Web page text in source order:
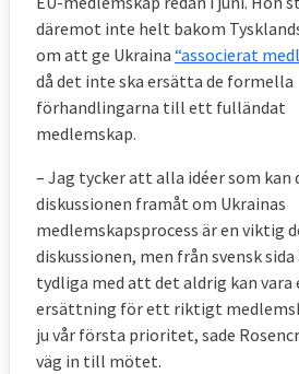
däremot inte helt bakom
om att ge Ukraina “associerat
då det inte ska ersätta de formella
förhandlingarna till ett fulländat
medlemskap.
– Jag tycker att alla idéer som kan
diskussionen framåt om Ukrainas
medlemskapsprocess är en viktig
diskussionen, men från svensk sida
tydliga med att det aldrig kan vara
ersättning för ett riktigt
ju vår första prioritet, sade
väg in till mötet.